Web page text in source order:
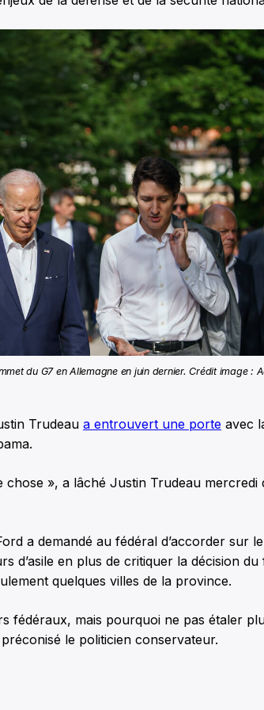
du G7 en Allemagne en juin dernier. Crédit image :
Trudeau a entrouvert une porte avec
», a lâché Justin Trudeau mercredi
a demandé au fédéral d’accorder sur
d’asile en plus de critiquer la décision du
quelques villes de la province.
fédéraux, mais pourquoi ne pas étaler
le politicien conservateur.